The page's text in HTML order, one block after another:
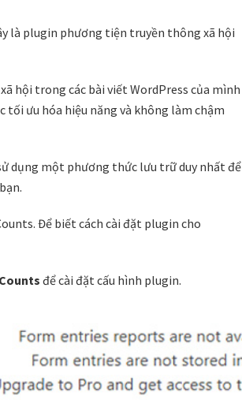
là plugin phương tiện truyền thông xã hội
hội trong các bài viết WordPress của mình
tối ưu hóa hiệu năng và không làm chậm
dụng một phương thức lưu trữ duy nhất để
Để biết cách cài đặt plugin cho
để cài đặt cấu hình plugin.